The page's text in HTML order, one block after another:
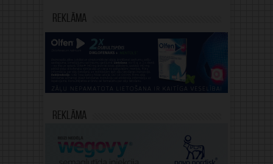
Reklāma
Reklāma